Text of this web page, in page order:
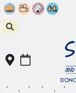
Skip
to
content